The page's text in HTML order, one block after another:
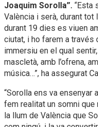
Joaquim Sorolla”. “Esta
València i serà, durant tot
durant 19 dies es viuen
ciutat, i ho farem a través
immersiu en el qual
mascletà, amb l’ofrena,
música…”, ha assegurat
“Sorolla ens va ensenyar
fem realitat un somni que
la llum de València que